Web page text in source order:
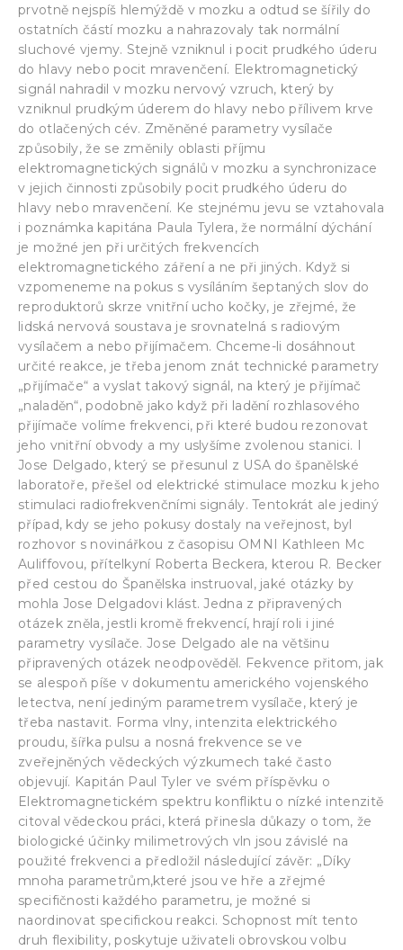
prvotně nejspíš hlemýždě v mozku a odtud se šířily do
ostatních částí mozku a nahrazovaly tak normální
sluchové vjemy. Stejně vzniknul i pocit prudkého úderu
do hlavy nebo pocit mravenčení. Elektromagnetický
signál nahradil v mozku nervový vzruch, který by
vzniknul prudkým úderem do hlavy nebo přílivem krve
do otlačených cév. Změněné parametry vysílače
způsobily, že se změnily oblasti příjmu
elektromagnetických signálů v mozku a synchronizace
v jejich činnosti způsobily pocit prudkého úderu do
hlavy nebo mravenčení. Ke stejnému jevu se vztahovala
i poznámka kapitána Paula Tylera, že normální dýchání
je možné jen při určitých frekvencích
elektromagnetického záření a ne při jiných. Když si
vzpomeneme na pokus s vysíláním šeptaných slov do
reproduktorů skrze vnitřní ucho kočky, je zřejmé, že
lidská nervová soustava je srovnatelná s radiovým
vysílačem a nebo přijímačem. Chceme-li dosáhnout
určité reakce, je třeba jenom znát technické parametry
„přijímače“ a vyslat takový signál, na který je přijímač
„naladěn“, podobně jako když při ladění rozhlasového
přijímače volíme frekvenci, při které budou rezonovat
jeho vnitřní obvody a my uslyšíme zvolenou stanici. I
Jose Delgado, který se přesunul z USA do španělské
laboratoře, přešel od elektrické stimulace mozku k jeho
stimulaci radiofrekvenčními signály. Tentokrát ale jediný
případ, kdy se jeho pokusy dostaly na veřejnost, byl
rozhovor s novinářkou z časopisu OMNI Kathleen Mc
Auliffovou, přítelkyní Roberta Beckera, kterou R. Becker
před cestou do Španělska instruoval, jaké otázky by
mohla Jose Delgadovi klást. Jedna z připravených
otázek zněla, jestli kromě frekvencí, hrají roli i jiné
parametry vysílače. Jose Delgado ale na většinu
připravených otázek neodpověděl. Fekvence přitom, jak
se alespoň píše v dokumentu amerického vojenského
letectva, není jediným parametrem vysílače, který je
třeba nastavit. Forma vlny, intenzita elektrického
proudu, šířka pulsu a nosná frekvence se ve
zveřejněných vědeckých výzkumech také často
objevují. Kapitán Paul Tyler ve svém příspěvku o
Elektromagnetickém spektru konfliktu o nízké intenzitě
citoval vědeckou práci, která přinesla důkazy o tom, že
biologické účinky milimetrových vln jsou závislé na
použité frekvenci a předložil následující závěr: „Díky
mnoha parametrům,které jsou ve hře a zřejmé
specifičnosti každého parametru, je možné si
naordinovat specifickou reakci. Schopnost mít tento
druh flexibility, poskytuje uživateli obrovskou volbu